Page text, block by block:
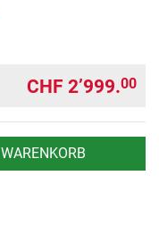
CHF 2’999.00